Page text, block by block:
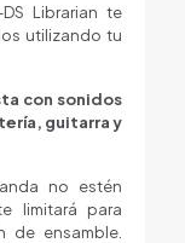
Librarian te
utilizando tu
con sonidos
guitarra y
no estén
limitará para
de ensamble.